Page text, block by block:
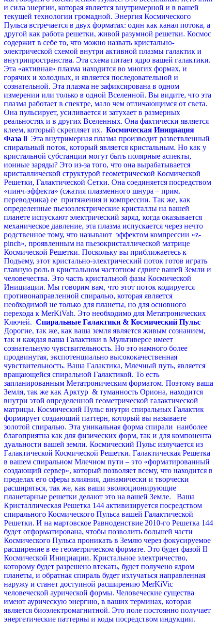
и сила энергии, которая является внутримерной и в вашей
текущей технологии громадной. Энергия Космического
Пульса встречается в двух форматах: один как канал потока, а
другой как работа решетки, живой разумной решетки. Космос
содержит в себе то, что можно назвать кристально-
электрической схемой внутри активной плазмы галактик и
внутрипространства. Эта схема питает ядро вашей галактики.
Эта «активная» плазма находится во многих формах, и
горячих и холодных, и является последовательной и
сознательной. Эта плазма не зафиксирована в одном
измерении или только в одной Вселенной. Вы видите, что эта
плазма работает в спектре, мало чем отличающимся от света.
Она пульсирует, усиливается и затухает в размерных
реальностях и в других Вселенных. Она фактически является
клеем, который скрепляет их. Космическая Инициация
Фаза ll Эта внутримерная плазма производит разветвленный
спиральный поток, который является кристальным. Но как у
кристальной субстанции могут быть полярные аспекты,
ионные заряды? Это из-за того, что она вырабатывается
кристаллической структурой геометрической Космической
Решетки, Галактической Сетки. Она соединяется посредством
«пинч-эффекта» (сжатия плазменного шнура – прим.
переводчика) ее притяжения и компрессии. Так же, как
определенные пьезоэлектрические кристаллы на вашей
планете испускают электрический заряд, когда оказывается
механическое давление, эта плазма испускается через нечто
родственное тому, что называют эффектом компрессии «z-
pinch», проявленным на пьезокристаллической матрице
Космической Решетки. Поскольку вы приближаетесь к
Подъему, этот кристально-электрический поток готов играть
главную роль в кристальном частотном сдвиге вашей Земли и
человечества. Это часть кристальной фазы Космической
Инициации. Мы говорим вам, что этот поток кодируется
противонаправленной спиралью, которая является
необходимой не только для планеты, но для основного
перехода к MerKiVah. Это необходимо для Метатронических
Ключей. Спиральные Галактики & Космический Пульс
Дорогие, так же, как ваша земля является живым сознанием,
так и каждая ваша Галактики в Мультиверсе имеет
сознательную чувствительность. Но это намного более
продвинутая, экспотенциально высококачественная
чувствительность. Ваша Галактика, Млечный путь, является
вращающейся спиральной Галактикой. То есть
запланированным Метатроническим форматом. Поэтому ваша
Земля, так же как Арктур & туманность Ориона, находится
внутри этой определенной геометрической галактической
матрицы. Космический Пульс внутри спиральных Галактик
формирует создающий паттерн, который вы называете
золотой спиралью. Эта уникальная форма спирали наиболее
благоприятна как для физических форм, так и для компонента
дуальности вашей земли. Космический Пульс излучается из
Галактической Космической Решетки. Галактическая Решетка
в вашем спиральном Млечном пути – это «форматированный
создающий сервер», который позволяет всему, что находится в
пределах его сферы влияния, динамически и творчески
расширяться, так же, как ваши эволюционирующие
планетарные решетки делают это на вашей Земле.
Ваша
Кристаллическая Решетка 144 активизируется посредством
спирального Космического Пульса вашей Галактической
Решетки. И на мартовское Равноденствие 2010-го Решетка 144
будет отформатирована, чтобы позволить большей части
Космического Пульса проникать в Землю через фокусируемое
расширение в ее геометрическом формате. Это будет фазой II
Космической Инициации. Кристальное электричество,
которому будет разрешено втекать, будет получено ядром
планеты, и обратная спираль будет излучаться направленная
наружу и станет доступной расширению MerKiVic
человеческой аурической формы. Человеческие существа
имеют аурическую энергию, в ваших терминах, которая
является биоэлектромагнитной. Это поле постоянно получает
энергетические паттерны и коды посредством индукции.